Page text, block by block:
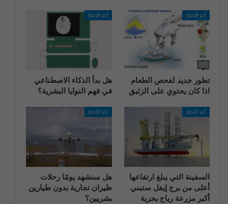
آخر الاخبار
تطور جديد لفحص الطعام
اذا كان يحتوي على الزئبق
آخر الاخبار
هل بدأ الذكاء الاصطناعي
في فهم النوايا البشرية؟
آخر الاخبار
السفينة التي يبلغ ارتفاعها
أعلى من برج إيفل ستبني
أكبر مزرعة رياح بحرية
آخر الاخبار
هل سنشهد يومًا رحلات
طيران تجارية بدون طيارين
بشريين؟